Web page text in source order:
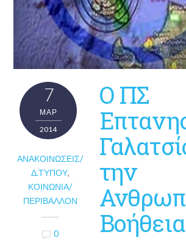
7
ΜΑΡ
2014
ΑΝΑΚΟΙΝΏΣΕΙΣ/
Δ.ΤΎΠΟΥ,
ΚΟΙΝΩΝΊΑ/
ΠΕΡΙΒΆΛΛΟΝ
0
Ο ΠΣ
την